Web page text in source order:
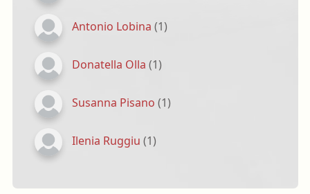
Antonio Lobina (1)
Donatella Olla (1)
Susanna Pisano (1)
Ilenia Ruggiu (1)